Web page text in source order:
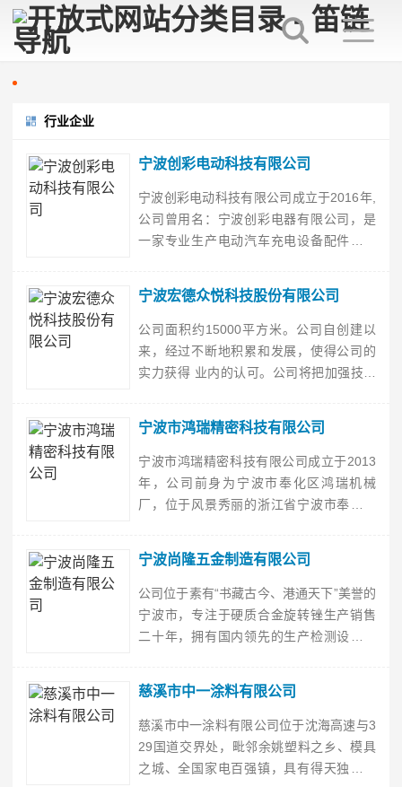
行业企业
宁波创彩电动科技有限公司
宁波创彩电动科技有限公司成立于2016年,
公司曾用名：宁波创彩电器有限公司，是
一家专业生产电动汽车充电设备配件的厂
出适合国内市场的高品质、高技术的电源
产品， 其性能均达到优良水平， 同时拥有
德电飞®、盛莫®两大自主品牌。产品囊括
交···
宁波宏德众悦科技股份有限公司
公司面积约15000平方米。公司自创建以
来，经过不断地积累和发展，使得公司的
实力获得 业内的认可。公司将把加强技术
质量管理体系要求，将加快新产品开发作
为公司长期的发展战略目标，不断推出满
足市场需求的新产品来拓展市场。公司坚
持“以专业而
宁波市鸿瑞精密科技有限公司
宁波市鸿瑞精密科技有限公司成立于2013
年，公司前身为宁波市奉化区鸿瑞机械
厂，位于风景秀丽的浙江省宁波市奉化区
利。公司是一家以走心机为核心，生产精
密机加工零件的企业。在精密机加工领
域，公司着眼于发展、创新，不断引进精
密的生产及检测设备
宁波尚隆五金制造有限公司
公司位于素有“书藏古今、港通天下”美誉的
宁波市，专注于硬质合金旋转锉生产销售
二十年，拥有国内领先的生产检测设备产
与客户群体中树立了良好的口碑以及产销
逐年递增的良好发展趋势。产品广泛应用
于飞机、船舶、汽车、高铁、模具制造等
大型装备
慈溪市中一涂料有限公司
慈溪市中一涂料有限公司位于沈海高速与3
29国道交界处，毗邻余姚塑料之乡、模具
之城、全国家电百强镇，具有得天独厚的